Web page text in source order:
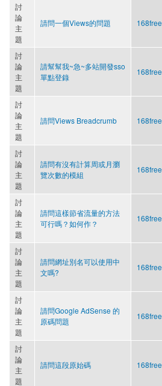
討
論
主
題
請問一個Views的問題 168free
討
論
主
題
請幫幫我~急~多站開發sso
單點登錄
168free
討
論
主
題
請問Views Breadcrumb 168free
討
論
主
題
請問有沒有計算周或月瀏
覽次數的模組
168free
討
論
主
題
請問這樣節省流量的方法
可行嗎？如何作？
168free
討
論
主
題
請問網址別名可以使用中
文嗎?
168free
討
論
主
題
請問Google AdSense 的
原碼問題
168free
討
論
主
題
請問這段原始碼 168free